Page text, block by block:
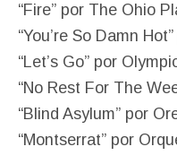
“Fire” por The Ohio
“You’re So Damn
“Let’s Go” por
“No Rest For The
“Blind Asylum” por
“Montserrat” por